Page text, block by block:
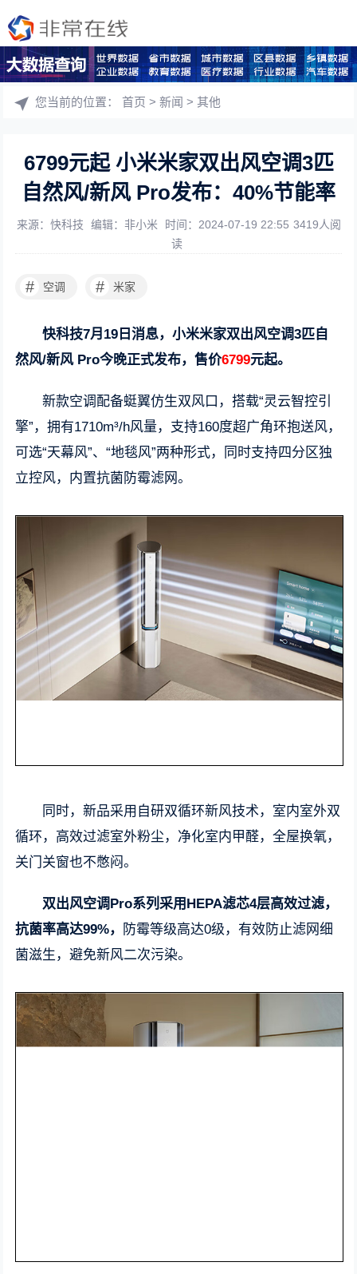
您当前的位置：首页 >新闻 >其他
6799元起 小米米家双出风空调3匹
自然风/新风 Pro发布：40%节能率
来源：快科技 编辑：非小米 时间：2024-07-19 22:55 3419人阅
读
# 空调 # 米家
快科技7月19日消息，小米米家双出风空调3匹自
然风/新风 Pro今晚正式发布，售价6799元起。
新款空调配备蜓翼仿生双风口，搭载“灵云智控引
擎”，拥有1710m³/h风量，支持160度超广角环抱送风，
可选“天幕风”、“地毯风”两种形式，同时支持四分区独
立控风，内置抗菌防霉滤网。
同时，新品采用自研双循环新风技术，室内室外双
循环，高效过滤室外粉尘，净化室内甲醛，全屋换氧，
关门关窗也不憋闷。
双出风空调Pro系列采用HEPA滤芯4层高效过滤，
抗菌率高达99%，
防霉等级高达0级，有效防止滤网细
菌滋生，避免新风二次污染。